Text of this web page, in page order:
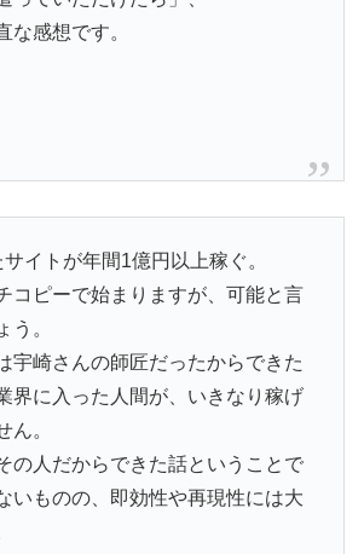
な感想です。
イトが年間1億円以上稼ぐ。
コピーで始まりますが、可能と言
う。
宇崎さんの師匠だったからできた
界に入った人間が、いきなり稼げ
ん。
の人だからできた話ということで
いものの、即効性や再現性には大